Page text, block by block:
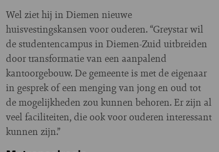
Wel ziet hij in Diemen nieuwe
huisvestingskansen voor ouderen. “Greystar wil
de studentencampus in Diemen-Zuid uitbreiden
door transformatie van een aanpalend
kantoorgebouw. De gemeente is met de eigenaar
in gesprek of een menging van jong en oud tot
de mogelijkheden zou kunnen behoren. Er zijn al
veel faciliteiten, die ook voor ouderen interessant
kunnen zijn.”